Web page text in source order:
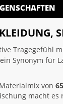
Tragegefühl
Synonym für
von
macht